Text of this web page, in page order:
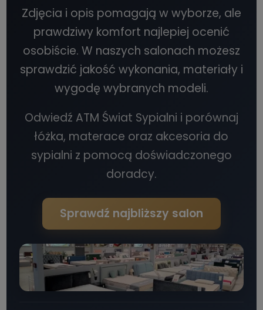
Zdjęcia i opis pomagają w wyborze, ale
prawdziwy komfort najlepiej ocenić
osobiście. W naszych salonach możesz
sprawdzić jakość wykonania, materiały i
wygodę wybranych modeli.
Odwiedź ATM Świat Sypialni i porównaj
łóżka, materace oraz akcesoria do
sypialni z pomocą doświadczonego
doradcy.
Sprawdź najbliższy salon